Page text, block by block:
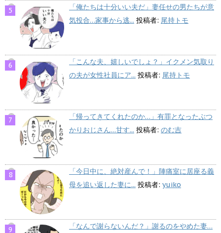
「俺たちは十分いい夫だ」妻任せの男たちが意
気投合…家事から逃... 投稿者: 尾持トモ
「こんな夫、嬉しいでしょ？」イクメン気取り
の夫が女性社員にア... 投稿者: 尾持トモ
「帰ってきてくれたのか…」有罪となったぶつ
かりおじさん…甘す... 投稿者: のむ吉
「今日中に、絶対産んで！」陣痛室に居座る義
母を追い返した妻に... 投稿者: yuiko
「なんで謝らないんだ？」謝るのをやめた妻…